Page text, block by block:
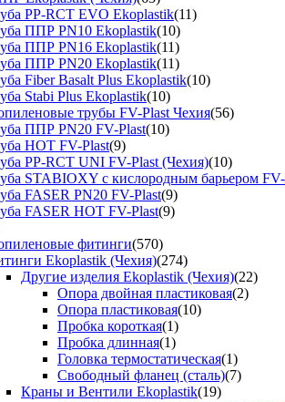
PP-RCT EVO Ekoplastik(11)
ППР PN10 Ekoplastik(10)
ППР PN16 Ekoplastik(11)
ППР PN20 Ekoplastik(11)
Fiber Basalt Plus Ekoplastik(10)
Stabi Plus Ekoplastik(10)
трубы FV-Plast Чехия(56)
ППР PN20 FV-Plast(10)
HOT FV-Plast(9)
PP-RCT UNI FV-Plast (Чехия)(10)
STABIOXY с кислородным барьером
FASER PN20 FV-Plast(9)
FASER HOT FV-Plast(9)
фитинги(570)
Ekoplastik (Чехия)(274)
Другие изделия Ekoplastik (Чехия)(22)
Опора двойная пластиковая(2)
Опора пластиковая(10)
Пробка короткая(1)
Пробка длинная(1)
Головка термостатическая(1)
Свободный фланец (сталь)(7)
Краны и Вентили Ekoplastik(19)